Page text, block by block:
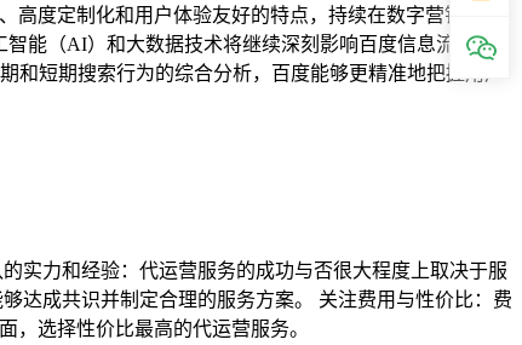
度定制化和用户体验友好的特点，持续在数字营销中占
能（AI）和大数据技术将继续深刻影响百度信息流广告
短期搜索行为的综合分析，百度能够更精准地把握用户
实力和经验：代运营服务的成功与否很大程度上取决于服
达成共识并制定合理的服务方案。 关注费用与性价比：费
，选择性价比最高的代运营服务。